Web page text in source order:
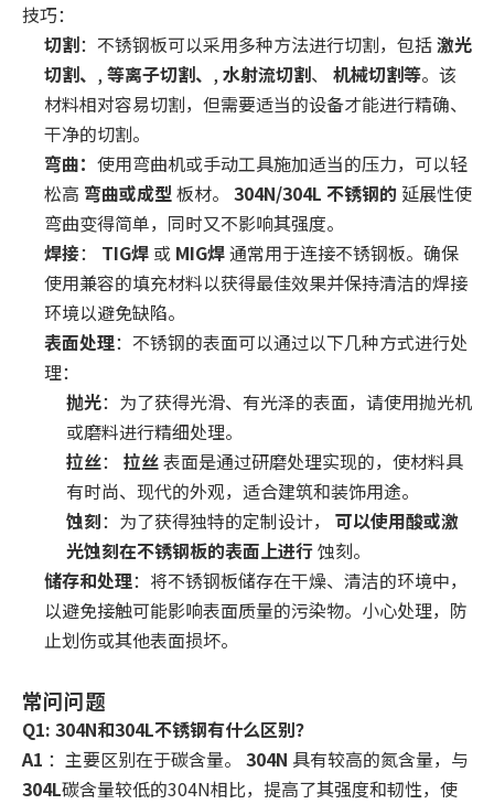
技巧：
切割：不锈钢板可以采用多种方法进行切割，包括激光
切割、 ,等离子切割、 ,水射流切割、 机械切割等。该
材料相对容易切割，但需要适当的设备才能进行精确、
干净的切割。
弯曲： 使用弯曲机或手动工具施加适当的压力，可以轻
松高 弯曲或成型板材。 304N/304L 不锈钢的 延展性使
弯曲变得简单，同时又不影响其强度。
焊接： TIG焊 或 MIG焊通常用于连接不锈钢板。确保
使用兼容的填充材料以获得最佳效果并保持清洁的焊接
环境以避免缺陷。
表面处理：不锈钢的表面可以通过以下几种方式进行处
理：
抛光：为了获得光滑、有光泽的表面，请使用抛光机
或磨料进行精细处理。
拉丝： 拉丝表面是通过研磨处理实现的，使材料具
有时尚、现代的外观，适合建筑和装饰用途。
蚀刻：为了获得独特的定制设计， 可以使用酸或激
光蚀刻在不锈钢板的表面上进行蚀刻。
储存和处理：将不锈钢板储存在干燥、清洁的环境中，
以避免接触可能影响表面质量的污染物。小心处理，防
止划伤或其他表面损坏。
常问问题
Q1: 304N和304L不锈钢有什么区别？
A1 ：主要区别在于碳含量。 304N 具有较高的氮含量，与
304L碳含量较低的304N相比，提高了其强度和韧性，使